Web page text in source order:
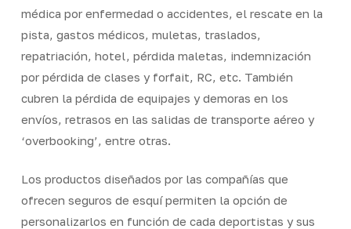
médica por enfermedad o accidentes, el rescate en la
pista, gastos médicos, muletas, traslados,
repatriación, hotel, pérdida maletas, indemnización
por pérdida de clases y forfait, RC, etc. También
cubren la pérdida de equipajes y demoras en los
envíos, retrasos en las salidas de transporte aéreo y
‘overbooking’, entre otras.
Los productos diseñados por las compañías que
ofrecen seguros de esquí permiten la opción de
personalizarlos en función de cada deportistas y sus